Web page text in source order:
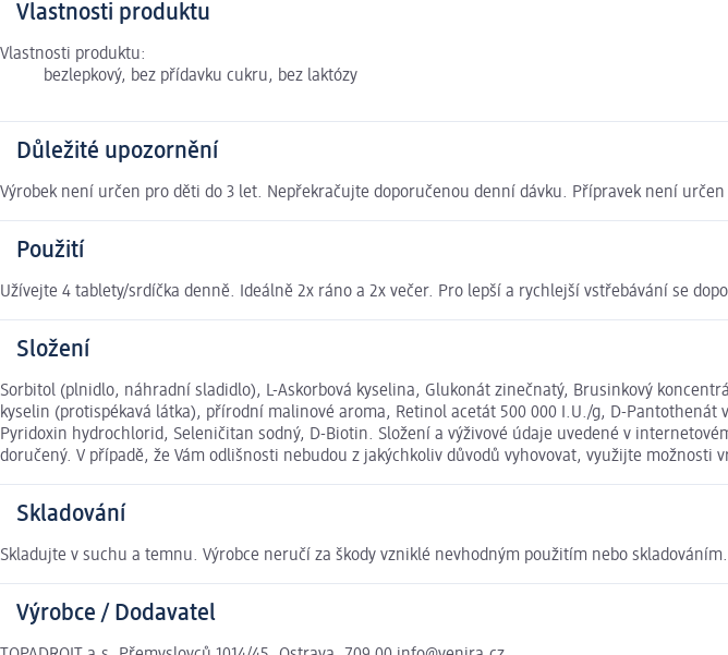
Vlastnosti produktu
Vlastnosti produktu:
bezlepkový, bez přídavku cukru, bez laktózy
Důležité upozornění
Výrobek není určen pro děti do 3 let. Nepřekračujte doporučenou denní dávku. Přípravek není
Použití
Užívejte 4 tablety/srdíčka denně. Ideálně 2x ráno a 2x večer. Pro lepší a rychlejší vstřebávání se
Složení
Sorbitol (plnidlo, náhradní sladidlo), L-Askorbová kyselina, Glukonát zinečnatý, Brusinkový
kyselin (protispékavá látka), přírodní malinové aroma, Retinol acetát 500 000 I.U./g, D-
Pyridoxin hydrochlorid, Seleničitan sodný, D-Biotin. Složení a výživové údaje uvedené v
doručený. V případě, že Vám odlišnosti nebudou z jakýchkoliv důvodů vyhovovat, využijte
Skladování
Skladujte v suchu a temnu. Výrobce neručí za škody vzniklé nevhodným použitím nebo skladováním.
Výrobce / Dodavatel